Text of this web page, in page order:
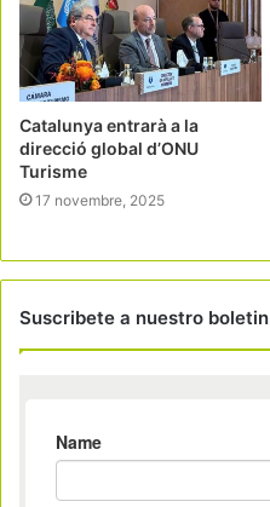
Catalunya entrarà a la
direcció global d’ONU
Turisme
17 novembre, 2025
Suscribete a nuestro boletin